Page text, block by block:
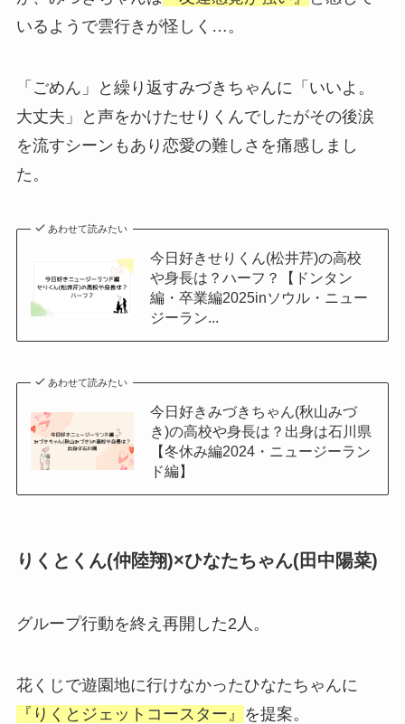
いるようで雲行きが怪しく…。
「ごめん」と繰り返すみづきちゃんに「いいよ。
大丈夫」と声をかけたせりくんでしたがその後涙
を流すシーンもあり恋愛の難しさを痛感しまし
た。
あわせて読みたい
今日好きせりくん(松井芹)の高校
や身長は？ハーフ？【ドンタン
編・卒業編2025inソウル・ニュー
ジーラン...
あわせて読みたい
今日好きみづきちゃん(秋山みづ
き)の高校や身長は？出身は石川県
【冬休み編2024・ニュージーラン
ド編】
りくとくん(仲陸翔)×ひなたちゃん(田中陽菜)
グループ行動を終え再開した2人。
花くじで遊園地に行けなかったひなたちゃんに
『りくとジェットコースター』
を提案。